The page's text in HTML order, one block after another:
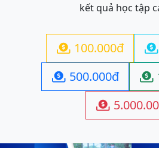
kết quả học tập
 100.000đ 
 500.000đ 
